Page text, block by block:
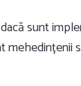
sunt
mehedințenii